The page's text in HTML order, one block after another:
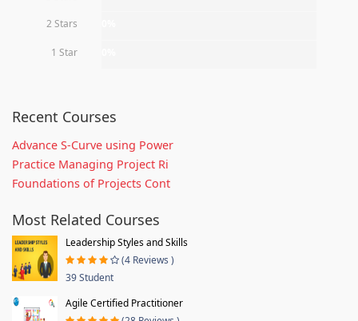
2 Stars
1 Star
Recent Courses
Advance S-Curve using Power
Practice Managing Project Ri
Foundations of Projects Cont
Most Related Courses
Leadership Styles and Skills
(4 Reviews )
39 Student
Agile Certified Practitioner